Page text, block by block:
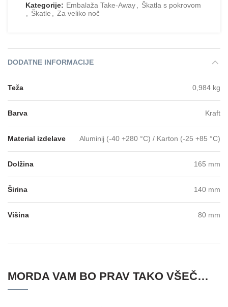
Kategorije: Embalaža Take-Away
Škatla s pokrovom
Škatle Za veliko noč
DODATNE INFORMACIJE
Teža 0,984 kg
Barva Kraft
Material izdelave Aluminij (-40 +280 °C) / Karton (-25 +85 °C)
Dolžina 165 mm
Širina 140 mm
Višina 80 mm
MORDA VAM BO PRAV TAKO VŠEČ…